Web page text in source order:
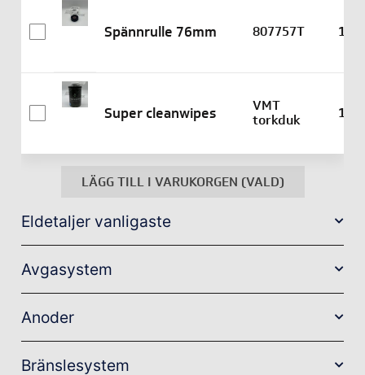
Spännrulle 76mm 807757T 1
Super cleanwipes VMT
torkduk 1
LÄGG TILL I VARUKORGEN (VALD)
Eldetaljer vanligaste
Avgasystem
Anoder
Bränslesystem